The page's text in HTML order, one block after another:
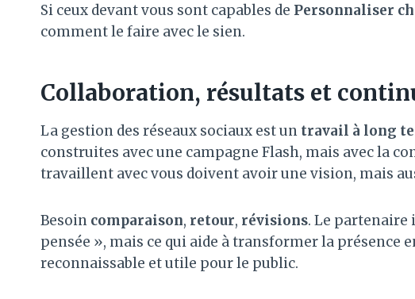
Si ceux devant vous sont capables de Personnaliser
comment le faire avec le sien.
Collaboration, résultats et
La gestion des réseaux sociaux est un travail à long
construites avec une campagne Flash, mais avec la
travaillent avec vous doivent avoir une vision, mais
Besoin comparaison, retour, révisions. Le partenaire
pensée », mais ce qui aide à transformer la présence
reconnaissable et utile pour le public.